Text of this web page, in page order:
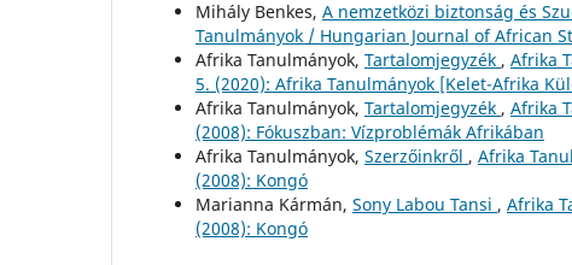
Mihály Benkes, A nemzetközi biztonság és
Tanulmányok / Hungarian Journal of African
Afrika Tanulmányok, Tartalomjegyzék , Afrika
5. (2020): Afrika Tanulmányok [Kelet-Afrika
Afrika Tanulmányok, Tartalomjegyzék , Afrika
(2008): Fókuszban: Vízproblémák Afrikában
Afrika Tanulmányok, Szerzőinkről , Afrika
(2008): Kongó
Marianna Kármán, Sony Labou Tansi , Afrika
(2008): Kongó